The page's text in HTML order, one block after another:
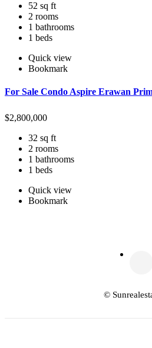
52 sq ft
2 rooms
1 bathrooms
1 beds
Quick view
Bookmark
For Sale Condo Aspire Erawan
$2,800,000
32 sq ft
2 rooms
1 bathrooms
1 beds
Quick view
Bookmark
©